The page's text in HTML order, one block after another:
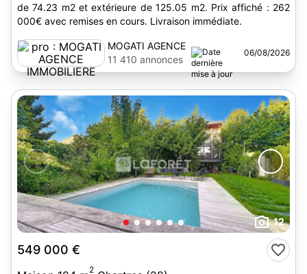
de 74.23 m2 et extérieure de 125.05 m2. Prix affiché : 262
000€ avec remises en cours. Livraison immédiate.
MOGATI AGENCE
IMMOBILIERE
11 410 annonces
06/08/2026
12
549 000 €
2